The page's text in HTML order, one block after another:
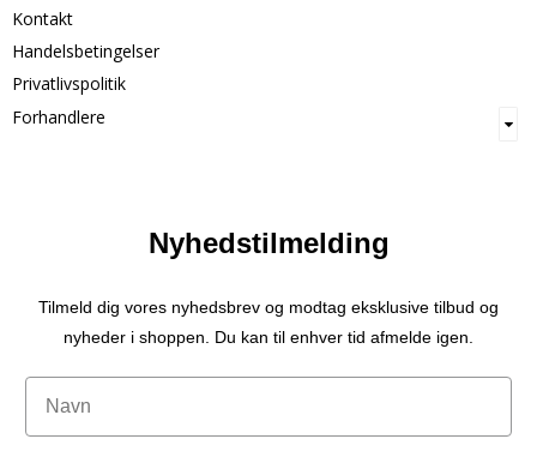
Kontakt
Handelsbetingelser
Privatlivspolitik
Forhandlere
Nyhedstilmelding
Tilmeld dig vores nyhedsbrev og modtag eksklusive tilbud og
nyheder i shoppen. Du kan til enhver tid afmelde igen.
Navn